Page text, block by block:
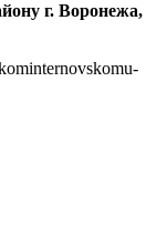
г. Воронежа,